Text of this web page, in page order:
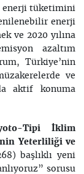
enerji tüketimini
enerji
ve 2020 yılına
azaltım
Türkiye’nin
ve
aktif konuma
Tipi İklim
Yeterliliği ve
başlıklı yeni
sorusu